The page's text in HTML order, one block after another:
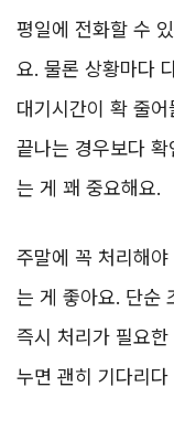
평일에 전화할 수
요. 물론 상황마다
대기시간이 확 줄
끝나는 경우보다
는 게 꽤 중요해요.
주말에 꼭 처리해
는 게 좋아요. 단순
즉시 처리가 필요
누면 괜히 기다리